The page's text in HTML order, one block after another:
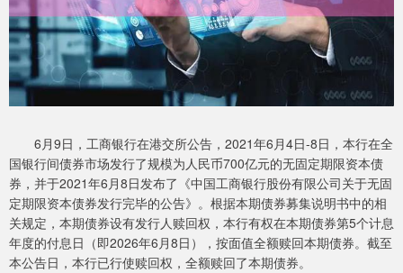
6月9日，工商银行在港交所公告，2021年6月4日-8日，本行在全
国银行间债券市场发行了规模为人民币700亿元的无固定期限资本债
券，并于2021年6月8日发布了《中国工商银行股份有限公司关于无固
定期限资本债券发行完毕的公告》。根据本期债券募集说明书中的相
关规定，本期债券设有发行人赎回权，本行有权在本期债券第5个计息
年度的付息日（即2026年6月8日），按面值全额赎回本期债券。截至
本公告日，本行已行使赎回权，全额赎回了本期债券。